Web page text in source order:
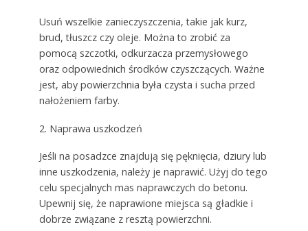
Usuń wszelkie zanieczyszczenia, takie jak kurz,
brud, tłuszcz czy oleje. Można to zrobić za
pomocą szczotki, odkurzacza przemysłowego
oraz odpowiednich środków czyszczących. Ważne
jest, aby powierzchnia była czysta i sucha przed
nałożeniem farby.
2. Naprawa uszkodzeń
Jeśli na posadzce znajdują się pęknięcia, dziury lub
inne uszkodzenia, należy je naprawić. Użyj do tego
celu specjalnych mas naprawczych do betonu.
Upewnij się, że naprawione miejsca są gładkie i
dobrze związane z resztą powierzchni.